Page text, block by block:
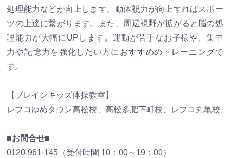
処理能力などが向上します。動体視力が向上すればスポー
ツの上達に繋がります。また、周辺視野が拡がると脳の処
理能力が大幅にUPします。運動が苦手なお子様や、集中
力や記憶力を強化したい方におすすめのトレーニングで
す。
【ブレインキッズ体操教室】
レフコゆめタウン高松校、高松多肥下町校、レフコ丸亀校
■お問合せ■
0120-961-145（受付時間 10：00～19：00）